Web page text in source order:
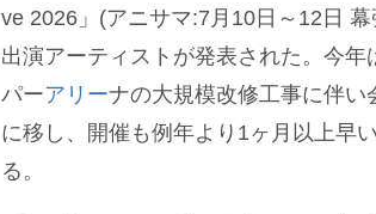
ve 2026」(アニサマ:7月10日～12日
出演アーティストが発表された。今年
パーアリーナの大規模改修工事に伴い
に移し、開催も例年より1ヶ月以上早
る。